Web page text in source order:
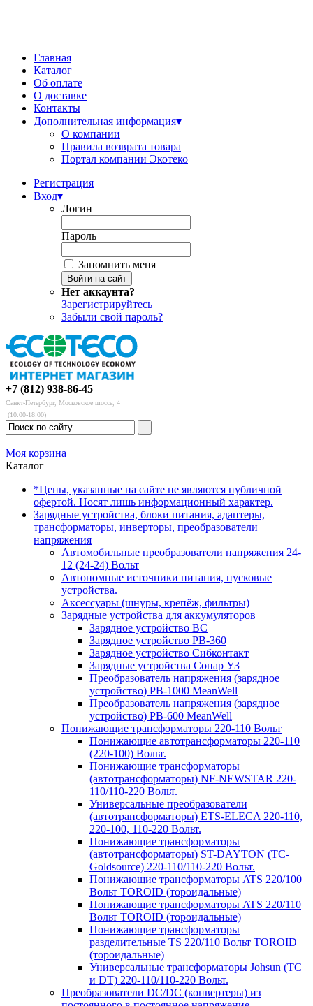
Главная
Каталог
Об оплате
О доставке
Контакты
Дополнительная информация▾
О компании
Правила возврата товара
Портал компании Экотеко
Регистрация
Вход▾
Логин
Пароль
Запомнить меня
Нет аккаунта?
Зарегистрируйтесь
Забыли свой пароль?
+7 (812) 938-86-45
Санкт-Петербург, Московское шоссе, 4
(10:00-18:00)
Моя корзина
Каталог
*Цены, указанные на сайте не являются публичной
офертой. Носят лишь информационный характер.
Зарядные устройства, блоки питания, адаптеры,
трансформаторы, инверторы, преобразователи
напряжения
Автомобильные преобразователи напряжения 24-
12 (24-24) Вольт
Автономные источники питания, пусковые
устройства.
Аксессуары (шнуры, крепёж, фильтры)
Зарядные устройства для аккумуляторов
Зарядное устройство BC
Зарядное устройство PB-360
Зарядное устройство Сибконтакт
Зарядные устройства Сонар УЗ
Преобразователь напряжения (зарядное
устройство) PB-1000 MeanWell
Преобразователь напряжения (зарядное
устройство) PB-600 MeanWell
Понижающие трансформаторы 220-110 Вольт
Понижающие автотрансформаторы 220-110
(220-100) Вольт.
Понижающие трансформаторы
(автотрансформаторы) NF-NEWSTAR 220-
110/110-220 Вольт.
Универсальные преобразователи
(автотрансформаторы) ETS-ELECA 220-110,
220-100, 110-220 Вольт.
Понижающие трансформаторы
(автотрансформаторы) ST-DAYTON (TC-
Goldsource) 220-110/110-220 Вольт.
Понижающие трансформаторы ATS 220/100
Вольт TOROID (тороидальные)
Понижающие трансформаторы ATS 220/110
Вольт TOROID (тороидальные)
Понижающие трансформаторы
разделительные TS 220/110 Вольт TOROID
(тороидальные)
Универсальные трансформаторы Johsun (TС
и DT) 220-110/110-220 Вольт.
Преобразователи DC/DC (конвертеры) из